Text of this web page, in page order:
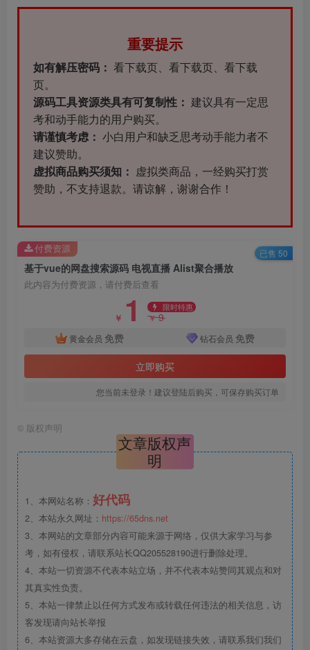
重要提示
如有解压密码： 看下载页、看下载页、看下载
页。
源码工具资源类具有可复制性：
建议具有一定思
考和动手能力的用户购买。
请谨慎考虑： 小白用户和缺乏思考动手能力者不
建议赞助。
虚拟商品购买须知：
虚拟类商品，一经购买打赏
赞助，不支持退款。请谅解，谢谢合作！
基于vue的网盘搜索源码 电视直播 Alist聚合播放
此内容为付费资源，请付费后查看
￥ 1 限时特惠
￥9
黄金会员 免费 钻石会员 免费
立即购买
您当前未登录！建议登陆后购买，可保存购买订单
付费资源 已售 50
© 版权声明
文章版权声
明
1、本网站名称： 好代码
2、本站永久网址： https://65dns.net
3、本网站的文章部分内容可能来源于网络，仅供大家学习与参
考，如有侵权，请联系站长QQ205528190进行删除处理。
4、本站一切资源不代表本站立场，并不代表本站赞同其观点和对
其真实性负责。
5、本站一律禁止以任何方式发布或转载任何违法的相关信息，访
客发现请向站长举报
6、本站资源大多存储在云盘，如发现链接失效，请联系我们我们